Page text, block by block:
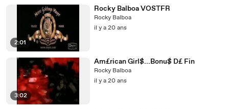
2:01
Rocky Balboa VOSTFR
Rocky Balboa
il y a 20 ans
3:02
Am£rican Girl$...Bonu$ D£ Fin
Rocky Balboa
il y a 20 ans